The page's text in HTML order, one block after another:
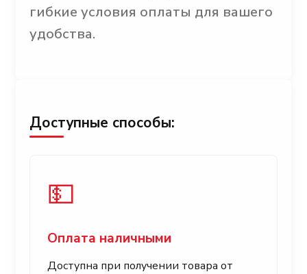
гибкие условия оплаты для вашего
удобства.
Доступные способы:
💵
Оплата наличными
Доступна при получении товара от